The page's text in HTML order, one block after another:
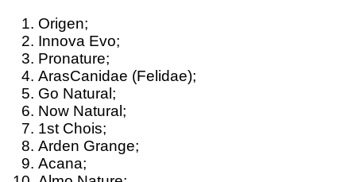
Origen;
Innova Evo;
Pronature;
ArasCanidae (Felidae);
Go Natural;
Now Natural;
1st Chois;
Arden Grange;
Acana;